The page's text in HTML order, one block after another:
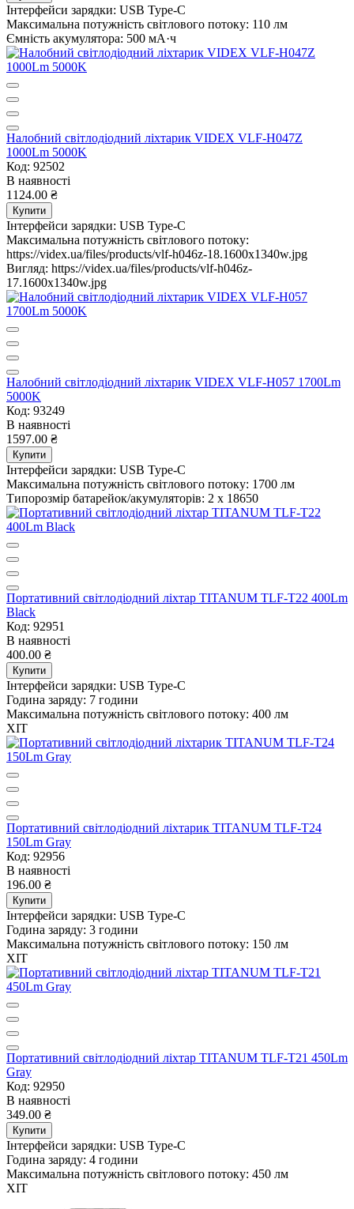
Інтерфейси зарядки: USB Type-C
Максимальна потужність світлового потоку: 110 лм
Ємність акумулятора: 500 мА·ч
Налобний світлодіодний ліхтарик VIDEX VLF-H047Z
1000Lm 5000K
Код: 92502
В наявності
1124.00 ₴
Купити
Інтерфейси зарядки: USB Type-C
Максимальна потужність світлового потоку:
https://videx.ua/files/products/vlf-h046z-18.1600x1340w.jpg
Вигляд: https://videx.ua/files/products/vlf-h046z-
17.1600x1340w.jpg
Налобний світлодіодний ліхтарик VIDEX VLF-H057 1700Lm
5000K
Код: 93249
В наявності
1597.00 ₴
Купити
Інтерфейси зарядки: USB Type-C
Максимальна потужність світлового потоку: 1700 лм
Типорозмір батарейок/акумуляторів: 2 x 18650
Портативний світлодіодний ліхтар TITANUM TLF-T22 400Lm
Black
Код: 92951
В наявності
400.00 ₴
Купити
Інтерфейси зарядки: USB Type-C
Година заряду: 7 години
Максимальна потужність світлового потоку: 400 лм
ХІТ
Портативний світлодіодний ліхтарик TITANUM TLF-T24
150Lm Gray
Код: 92956
В наявності
196.00 ₴
Купити
Інтерфейси зарядки: USB Type-C
Година заряду: 3 години
Максимальна потужність світлового потоку: 150 лм
ХІТ
Портативний світлодіодний ліхтар TITANUM TLF-T21 450Lm
Gray
Код: 92950
В наявності
349.00 ₴
Купити
Інтерфейси зарядки: USB Type-C
Година заряду: 4 години
Максимальна потужність світлового потоку: 450 лм
ХІТ